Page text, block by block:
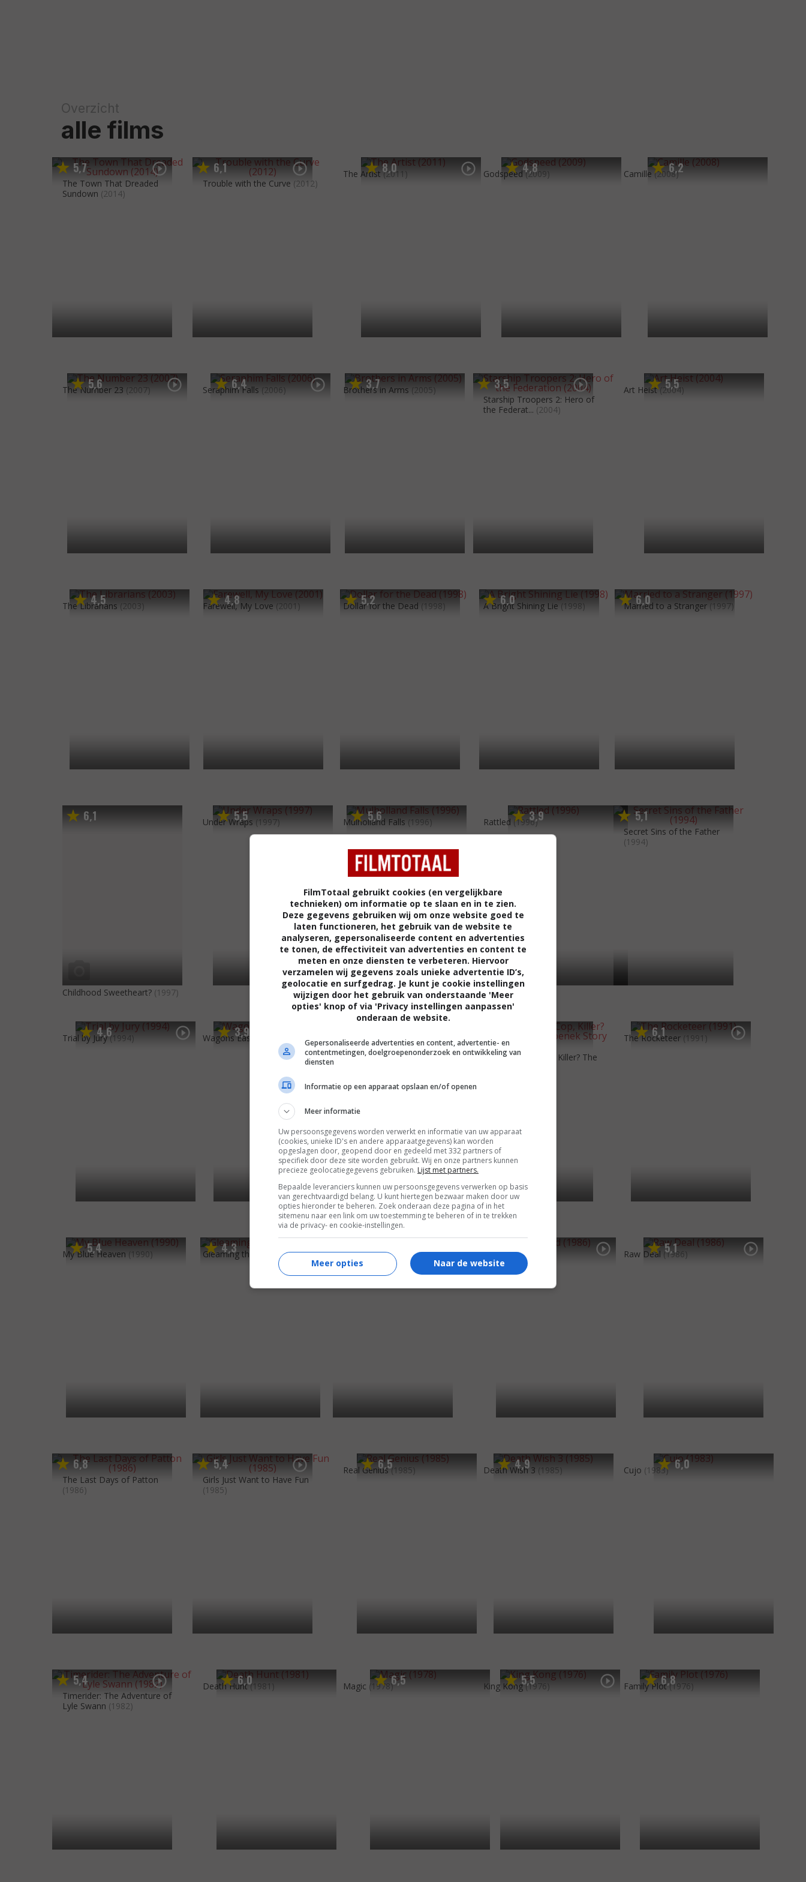
Overzicht
alle films
5,7
The Town That Dreaded
Sundown (2014)
6,1
Trouble with the Curve (2012)
8,0
The Artist (2011) 4,8
Godspeed (2009) 6,2
Camille (2008)
5,6
The Number 23 (2007) 6,4
Seraphim Falls (2006) 3,7
Brothers in Arms (2005) 3,5
Starship Troopers 2: Hero of
the Federat... (2004)
5,5
Art Heist (2004)
4,5
The Librarians (2003) 4,8
Farewell, My Love (2001) 5,2
Dollar for the Dead (1998) 6,0
A Bright Shining Lie (1998) 6,0
Married to a Stranger (1997)
6,1
Childhood Sweetheart? (1997)
5,5
Under Wraps (1997) 5,6
Mulholland Falls (1996) 3,9
Rattled (1996) 5,1
Secret Sins of the Father
(1994)
4,6
Trial by Jury (1994) 3,9
Wagons East School Ties (1992)
Calendar Girl, Cop, Killer? The
6,1
The Rocketeer (1991)
5,4
My Blue Heaven (1990) 4,3
Gleaming the Cube (1989)
Revenge of the Nerds II: Nerds
in Paradi... (1987)
Youngblood 5,1
Raw Deal (1986)
6,8
The Last Days of Patton
(1986)
5,4
Girls Just Want to Have Fun
(1985)
6,5
Real Genius (1985) 4,9
Death Wish 3 (1985) 6,0
Cujo (1983)
5,4
Timerider: The Adventure of
Lyle Swann (1982)
6,0
Death Hunt (1981) 6,5
Magic (1978) 5,5
King Kong (1976) 6,8
Family Plot (1976)
FilmTotaal gebruikt cookies (en vergelijkbare
technieken) om informatie op te slaan en in te zien.
Deze gegevens gebruiken wij om onze website goed te
laten functioneren, het gebruik van de website te
analyseren, gepersonaliseerde content en advertenties
te tonen, de effectiviteit van advertenties en content te
meten en onze diensten te verbeteren. Hiervoor
verzamelen wij gegevens zoals unieke advertentie ID’s,
geolocatie en surfgedrag. Je kunt je cookie instellingen
wijzigen door het gebruik van onderstaande 'Meer
opties' knop of via 'Privacy instellingen aanpassen'
onderaan de website.
Gepersonaliseerde advertenties en content, advertentie- en
contentmetingen, doelgroepenonderzoek en ontwikkeling van
diensten
Informatie op een apparaat opslaan en/of openen
Meer informatie
Uw persoonsgegevens worden verwerkt en informatie van uw apparaat
(cookies, unieke ID's en andere apparaatgegevens) kan worden
opgeslagen door, geopend door en gedeeld met 332 partners of
specifiek door deze site worden gebruikt. Wij en onze partners kunnen
precieze geolocatiegegevens gebruiken. Lijst met partners.
Bepaalde leveranciers kunnen uw persoonsgegevens verwerken op basis
van gerechtvaardigd belang. U kunt hiertegen bezwaar maken door uw
opties hieronder te beheren. Zoek onderaan deze pagina of in het
sitemenu naar een link om uw toestemming te beheren of in te trekken
via de privacy- en cookie-instellingen.
Naar de website
Meer opties